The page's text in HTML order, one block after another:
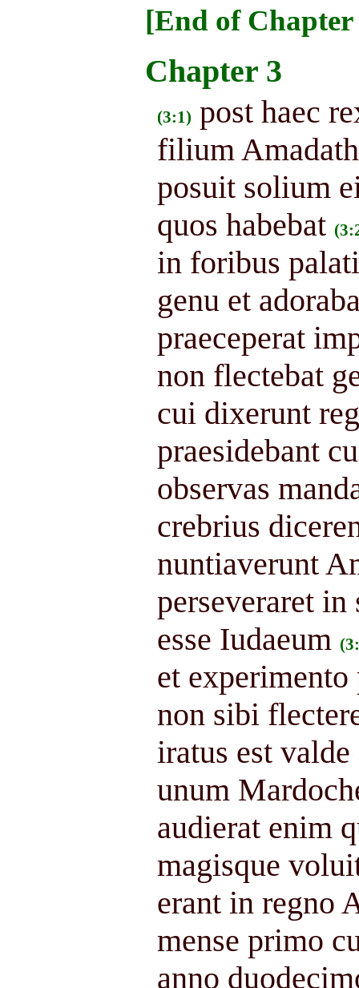
[End of Chapter
Chapter 3
(3:1) post haec
filium
posuit solium
quos habebat
in foribus
genu et
praeceperat
non flectebat
cui dixerunt
praesidebant
observas
crebrius
nuntiaverunt
perseveraret in
esse Iudaeum
et experimento
non sibi
iratus est valde
unum
audierat enim
magisque
erant in regno
mense primo
anno